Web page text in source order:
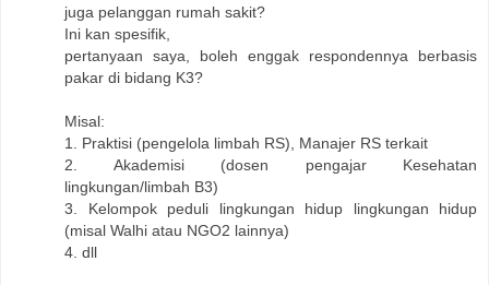
juga pelanggan rumah sakit?
Ini kan spesifik,
pertanyaan saya, boleh enggak respondennya berbasis
pakar di bidang K3?
Misal:
1. Praktisi (pengelola limbah RS), Manajer RS terkait
2. Akademisi (dosen pengajar Kesehatan
lingkungan/limbah B3)
3. Kelompok peduli lingkungan hidup lingkungan hidup
(misal Walhi atau NGO2 lainnya)
4. dll